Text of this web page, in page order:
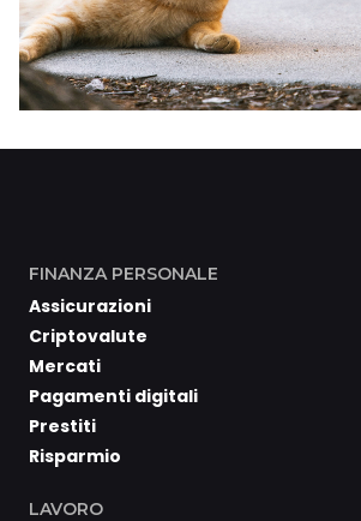
FINANZA PERSONALE
Assicurazioni
Criptovalute
Mercati
Pagamenti digitali
Prestiti
Risparmio
LAVORO